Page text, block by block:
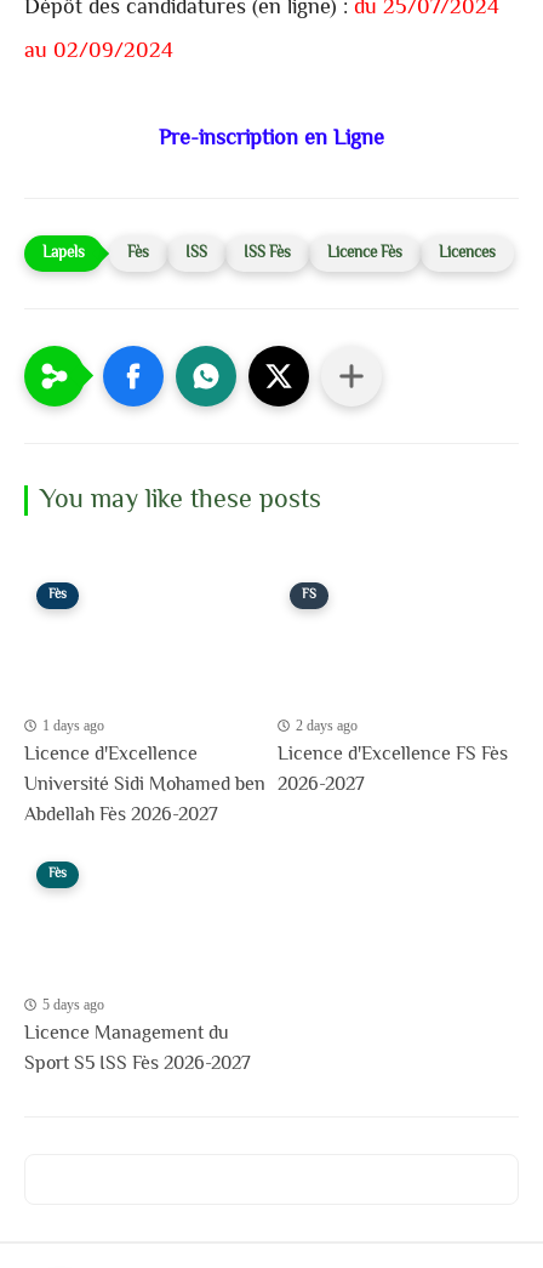
Dépôt des candidatures (en ligne) : du 25/07/2024
au 02/09/2024
Pre-inscription en Ligne
Fès ISS ISS Fès Licence Fès Licences
You may like these posts
Fès
1 days ago
Licence d'Excellence
Université Sidi Mohamed ben
Abdellah Fès 2026-2027
FS
2 days ago
Licence d'Excellence FS Fès
2026-2027
Fès
5 days ago
Licence Management du
Sport S5 ISS Fès 2026-2027